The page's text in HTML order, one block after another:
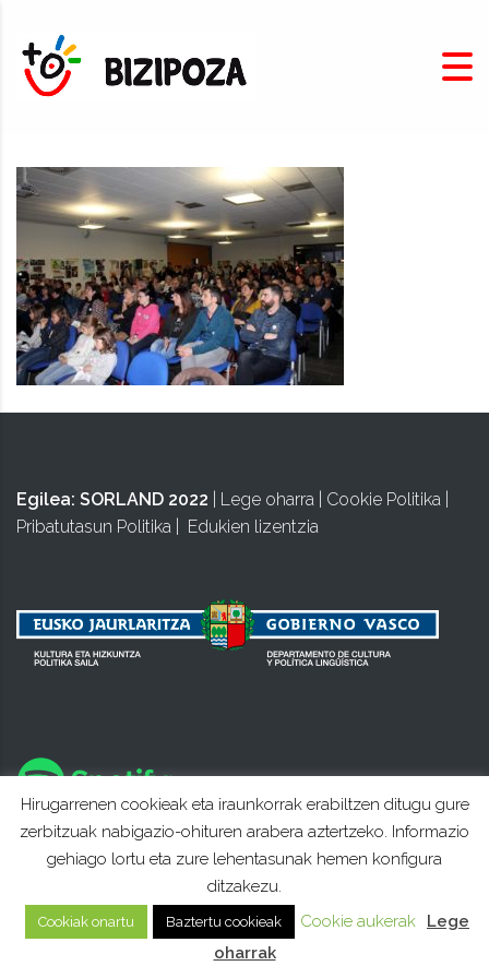
Egilea: SORLAND 2022 Lege oharra Cookie Politika
Pribatutasun Politika
Edukien lizentzia
Hirugarrenen cookieak eta iraunkorrak erabiltzen ditugu gure
zerbitzuak nabigazio-ohituren arabera aztertzeko. Informazio
gehiago lortu eta zure lehentasunak hemen konfigura
ditzakezu.
Cookiak onartu Baztertu cookieak Cookie aukerak
Lege
oharrak